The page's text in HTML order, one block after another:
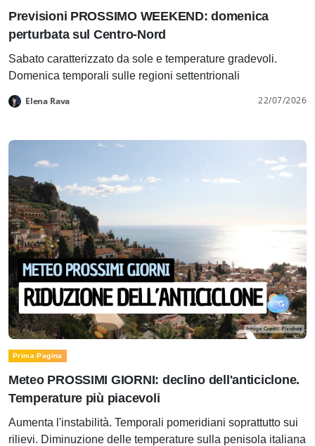
Previsioni PROSSIMO WEEKEND: domenica
perturbata sul Centro-Nord
Sabato caratterizzato da sole e temperature gradevoli.
Domenica temporali sulle regioni settentrionali
Elena Rava 22/07/2026
Prima Pagina
Meteo PROSSIMI GIORNI: declino dell'anticiclone.
Temperature più piacevoli
Aumenta l'instabilità. Temporali pomeridiani soprattutto sui
rilievi. Diminuzione delle temperature sulla penisola italiana